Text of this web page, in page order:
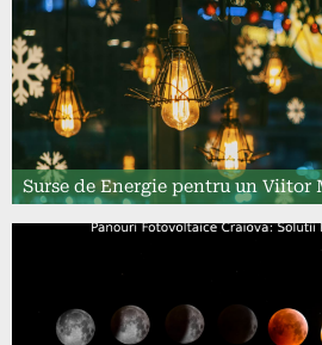
Surse de Energie pentru un Viitor